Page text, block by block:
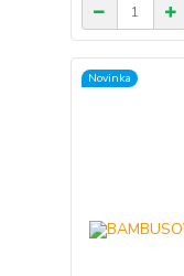
Novinka